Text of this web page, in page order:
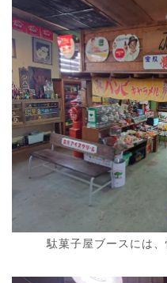
駄菓子屋ブースには